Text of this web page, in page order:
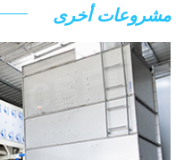
مشروعات أخرى